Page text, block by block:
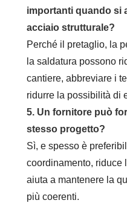
importanti quando si
acciaio strutturale?
Perché il pretaglio, la
la saldatura possono
cantiere, abbreviare i
ridurre la possibilità di
5. Un fornitore può
stesso progetto?
Sì, e spesso è
coordinamento, riduce
aiuta a mantenere la
più coerenti.